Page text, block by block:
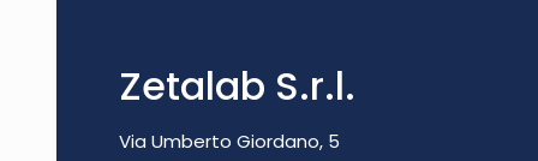
Zetalab S.r.l.
Via Umberto Giordano, 5